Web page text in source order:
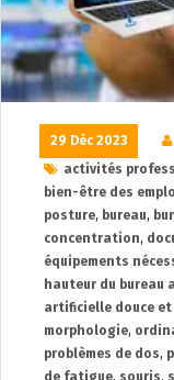
29 Déc 2023
activités
bien-être des
posture, bureau,
concentration,
équipements
hauteur du bureau
artificielle douce
morphologie,
problèmes de dos,